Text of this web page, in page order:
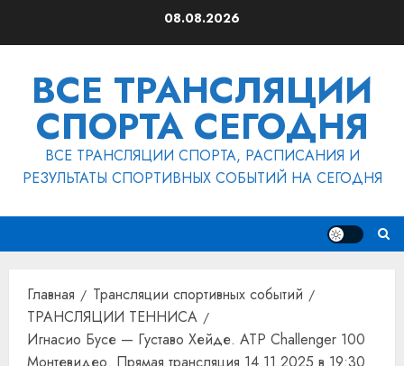
08.08.2026
ВСЕ ТРАНСЛЯЦИИ
СПОРТА СЕГОДНЯ
ВСЕ ТРАНСЛЯЦИИ СПОРТА, РАСПИСАНИЯ И
РЕЗУЛЬТАТЫ СПОРТИВНЫХ СОБЫТИЙ НА СЕГОДНЯ
Главная
Трансляции спортивных событий
ТРАНСЛЯЦИИ ТЕННИСА
Игнасио Бусе — Густаво Хейде. ATP Challenger 100